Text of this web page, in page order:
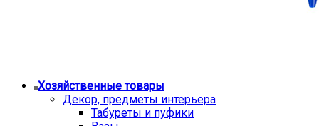
Хозяйственные товары
Декор, предметы интерьера
Табуреты и пуфики